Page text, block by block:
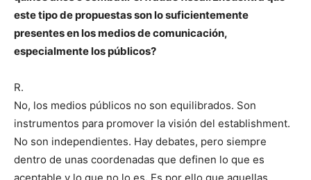
este tipo de propuestas son lo suficientemente
presentes en los medios de comunicación,
especialmente los públicos?
R.
No, los medios públicos no son equilibrados. Son
instrumentos para promover la visión del establishment.
No son independientes. Hay debates, pero siempre
dentro de unas coordenadas que definen lo que es